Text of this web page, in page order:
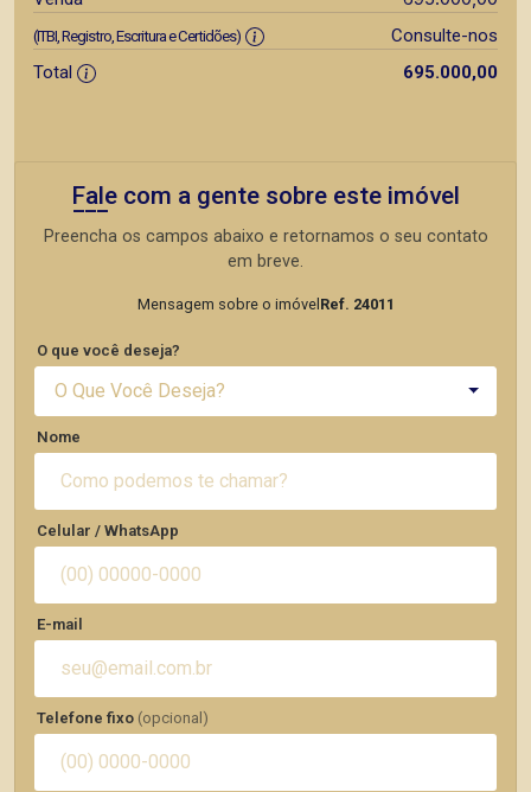
(ITBI, Registro, Escritura e Certidões)
Consulte-nos
Total
695.000,00
Fale com a gente sobre este imóvel
Preencha os campos abaixo e retornamos o seu contato
em breve.
Mensagem sobre o imóvelRef. 24011
O que você deseja?
O Que Você Deseja?
Nome
Celular / WhatsApp
E-mail
Telefone fixo (opcional)